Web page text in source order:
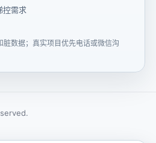
控需求
数据；真实项目优先电话或微信沟